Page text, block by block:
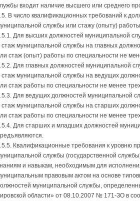
входит наличие высшего или среднего
В число квалификационных требований к
службы или стажу (опыту)
Для высших должностей муниципальной
стаж муниципальной службы на главных
стаж (опыт) работы по специальности не
Для главных должностей муниципальной
стаж муниципальной службы на ведущих
стаж работы по специальности не менее
Для ведущих должностей муниципальной
стаж муниципальной службы на старших
стаж работы по специальности не менее
Для старших и младших должностей
Квалификационные требования к уровню
службы (государственной
и навыкам, необходимым для
правовым актом на основе
муниципальной службы,
области» от 08.10.2007 № 171-ЗО в